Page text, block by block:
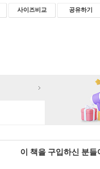
사이즈비교 공유하기
이 책을 구입하신 분